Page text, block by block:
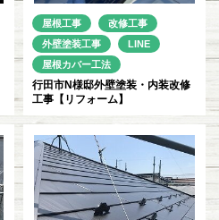
屋根工事
改修工事
外壁塗装工事
LINE
屋根カバー工法
行田市N様邸外壁塗装・内装改修
工事【リフォーム】